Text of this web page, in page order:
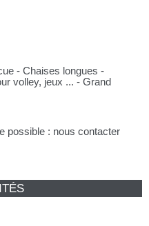
- Chaises longues -
volley, jeux ... - Grand
possible : nous contacter